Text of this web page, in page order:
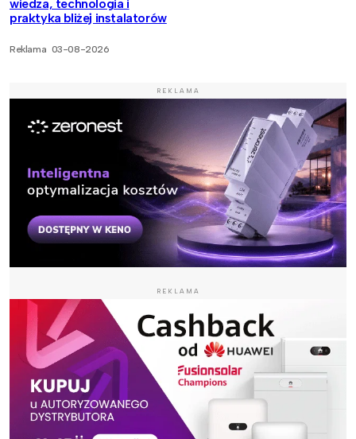
wiedza, technologia i
praktyka bliżej instalatorów
Reklama 03-08-2026
REKLAMA
REKLAMA